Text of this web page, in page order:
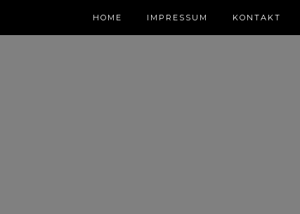
HOME IMPRESSUM KONTAKT